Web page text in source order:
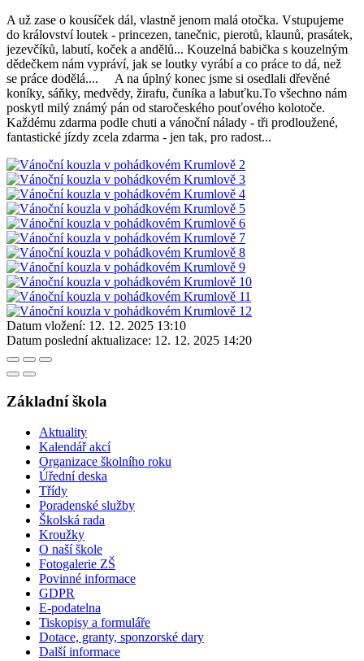
A už zase o kousíček dál, vlastně jenom malá otočka. Vstupujeme
do království loutek - princezen, tanečnic, pierotů, klaunů, prasátek,
jezevčíků, labutí, koček a andělů... Kouzelná babička s kouzelným
dědečkem nám vypráví, jak se loutky vyrábí a co práce to dá, než
se práce dodělá....
A na úplný konec jsme si osedlali dřevěné
koníky, sáňky, medvědy, žirafu, čuníka a labuťku.To všechno nám
poskytl milý známý pán od staročeského pouťového kolotoče.
Každému zdarma podle chuti a vánoční nálady - tři prodloužené,
fantastické jízdy zcela zdarma - jen tak, pro radost...
Datum vložení: 12. 12. 2025 13:10
Datum poslední aktualizace: 12. 12. 2025 14:20
Základní škola
Aktuality
Kalendář akcí
Organizace školního roku
Úřední deska
Třídy
Poradenské služby
Školská rada
Kroužky
O naší škole
Fotogalerie ZŠ
Povinné informace
GDPR
E-podatelna
Tiskopisy a formuláře
Dotace, granty, sponzorské dary
Další informace